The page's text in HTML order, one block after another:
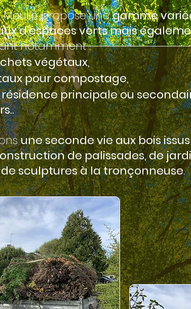
Moulin propose unegamme
d'espaces verts mais
notamment :
végétaux,
pour compostage,
principale ou
une seconde vie aux bois
de palissades, de
sculptures à la tronçonneuse.